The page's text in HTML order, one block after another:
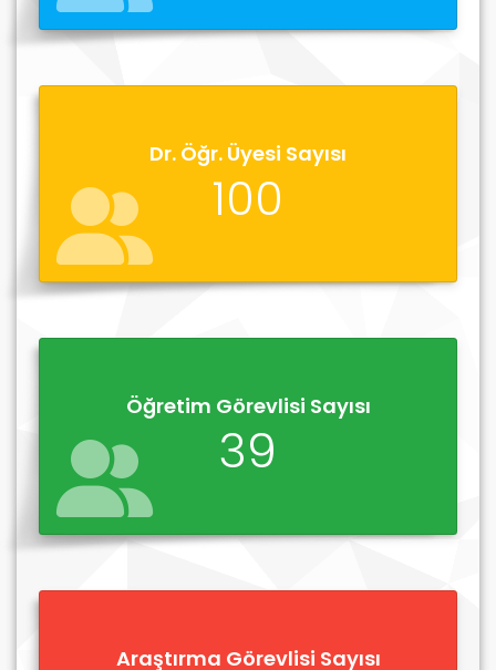
Dr. Öğr. Üyesi Sayısı
100
Öğretim Görevlisi Sayısı
39
Araştırma Görevlisi Sayısı